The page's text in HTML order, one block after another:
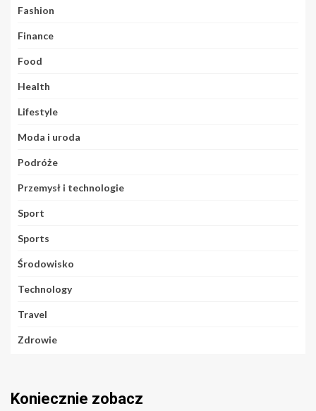
Fashion
Finance
Food
Health
Lifestyle
Moda i uroda
Podróże
Przemysł i technologie
Sport
Sports
Środowisko
Technology
Travel
Zdrowie
Koniecznie zobacz